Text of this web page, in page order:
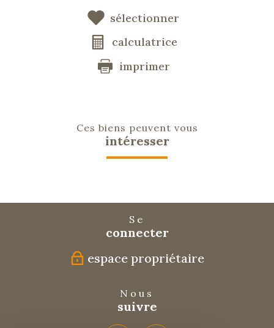
sélectionner
calculatrice
imprimer
Ces biens peuvent vous
intéresser
Se
connecter
espace propriétaire
Nous
suivre